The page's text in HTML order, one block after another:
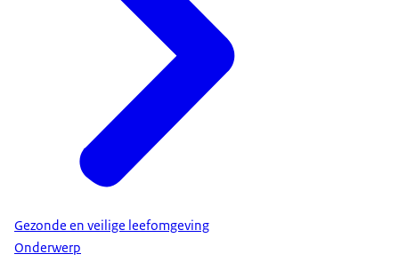
Gezonde en veilige leefomgeving
Onderwerp